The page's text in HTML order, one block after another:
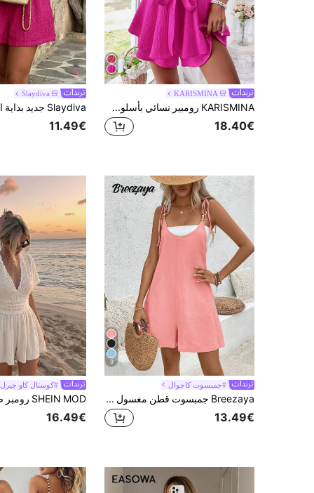
KARISMINA
KARISMINA رومبير نسائي بأسلوب عطلة الصيف مع حزام الخصر ومظهر نسيجي
18.40€
Slaydiva
11.49€
9
#جمبسوت كاجوال
Breezaya جمبسوت قطن مغسول لون سادة بياقة دائرية مزينة باللؤلؤ لأجازات
13.49€
#كوستال كاو جيرل
16.49€